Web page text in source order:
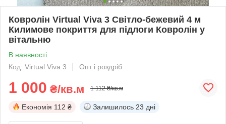
Ковролін Virtual Viva 3 Світло-бежевий 4 м
Килимове покриття для підлоги Ковролін у
вітальню
В наявності
Код: Virtual Viva 3
Опт і роздріб
1 000 ₴/кв.м 1 112 ₴/кв.м
Економія 112 ₴ Залишилось 23 дні